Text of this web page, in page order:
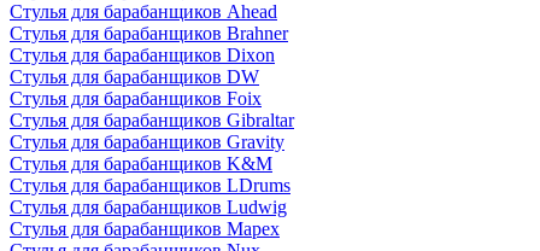
Стулья для барабанщиков Ahead
Стулья для барабанщиков Brahner
Стулья для барабанщиков Dixon
Стулья для барабанщиков DW
Стулья для барабанщиков Foix
Стулья для барабанщиков Gibraltar
Стулья для барабанщиков Gravity
Стулья для барабанщиков K&M
Стулья для барабанщиков LDrums
Стулья для барабанщиков Ludwig
Стулья для барабанщиков Mapex